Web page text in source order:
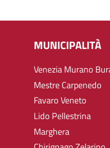
MUNICIPALITÀ
Venezia Murano
Mestre Carpenedo
Favaro Veneto
Lido Pellestrina
Marghera